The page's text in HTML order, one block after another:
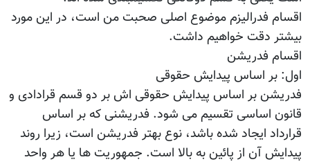
اقسام فدرالیزم موضوع اصلی صحبت من است، در این مورد
بیشتر دقت خواهیم داشت.
اقسام فدریشن
اول: بر اساس پیدایش حقوقی
فدریشن بر اساس پیدایش حقوقی اش بر دو قسم قرادادی و
قانون اساسی تقسیم می شود. فدریشنی که بر اساس
قرارداد ایجاد شده باشد، نوع بهتر فدریشن است، زیرا روند
پیدایش آن از پائین به بالا است. جمهوریت ها یا هر واحد